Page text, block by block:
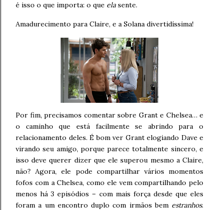
é isso o que importa: o que elasente.
Amadurecimento para Claire, e a Solana divertidíssima!
Por fim, precisamos comentar sobre Grant e Chelsea… e
o caminho que está facilmente se abrindo para o
relacionamento deles. É bom ver Grant elogiando Dave e
virando seu amigo, porque parece totalmente sincero, e
isso deve querer dizer que ele superou mesmo a Claire,
não? Agora, ele pode compartilhar vários momentos
fofos com a Chelsea, como ele vem compartilhando pelo
menos há 3 episódios – com mais força desde que eles
foram a um encontro duplo com irmãos bem estranhos.